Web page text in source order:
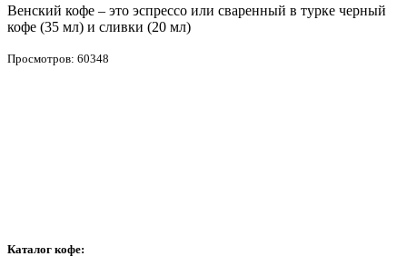
Венский кофе – это эспрессо или сваренный в турке черный
кофе (35 мл) и сливки (20 мл)
Просмотров: 60348
Каталог кофе: